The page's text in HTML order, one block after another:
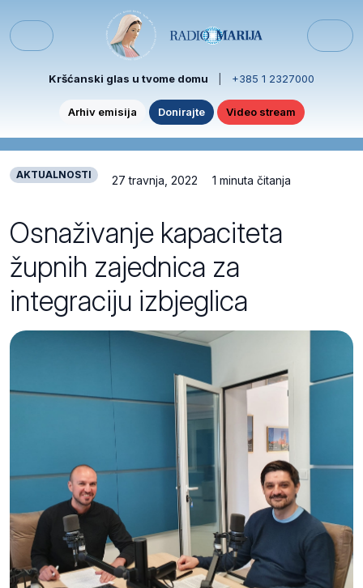
Menu
Kršćanski glas u tvome domu +385 1 2327000
Arhiv emisija Donirajte Video stream
AKTUALNOSTI 27 travnja, 2022 1 minuta čitanja
Osnaživanje kapaciteta
župnih zajednica za
integraciju izbjeglica